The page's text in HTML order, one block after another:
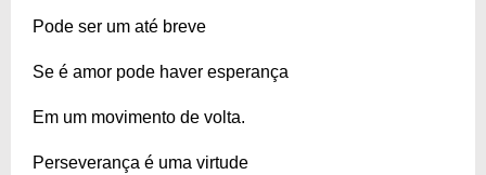
Pode ser um até breve
Se é amor pode haver esperança
Em um movimento de volta.
Perseverança é uma virtude